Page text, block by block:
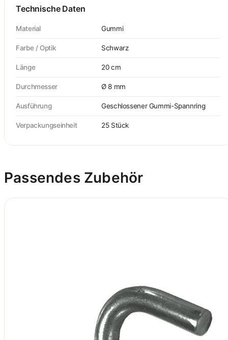
Technische Daten
Material Gummi
Farbe / Optik Schwarz
Länge 20 cm
Durchmesser Ø 8 mm
Ausführung Geschlossener Gummi-Spannring
Verpackungseinheit 25 Stück
Passendes Zubehör